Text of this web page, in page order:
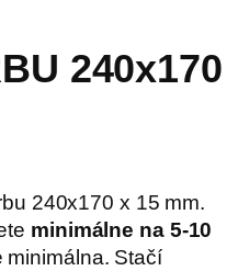
240x170
240x170 x 15 mm.
minimálne na 5-10
minimálna. Stačí